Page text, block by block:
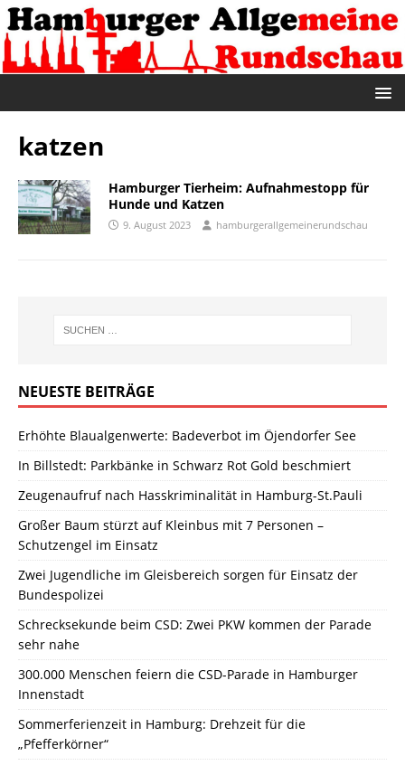
katzen
Hamburger Tierheim: Aufnahmestopp für
Hunde und Katzen
9. August 2023 hamburgerallgemeinerundschau
NEUESTE BEITRÄGE
Erhöhte Blaualgenwerte: Badeverbot im Öjendorfer See
In Billstedt: Parkbänke in Schwarz Rot Gold beschmiert
Zeugenaufruf nach Hasskriminalität in Hamburg-St.Pauli
Großer Baum stürzt auf Kleinbus mit 7 Personen –
Schutzengel im Einsatz
Zwei Jugendliche im Gleisbereich sorgen für Einsatz der
Bundespolizei
Schrecksekunde beim CSD: Zwei PKW kommen der Parade
sehr nahe
300.000 Menschen feiern die CSD-Parade in Hamburger
Innenstadt
Sommerferienzeit in Hamburg: Drehzeit für die
„Pfefferkörner“